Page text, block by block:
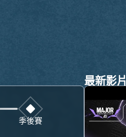
季後賽
最新影片